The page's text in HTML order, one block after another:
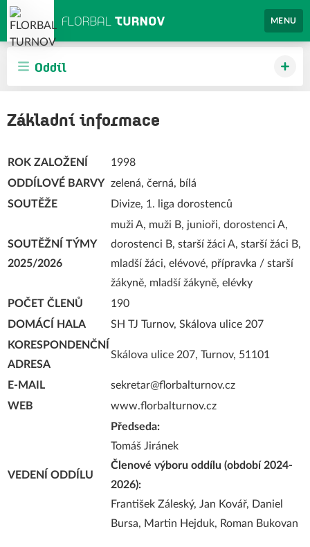
MENU
Oddíl
Základní informace
ROK ZALOŽENÍ
1998
ODDÍLOVÉ BARVY zelená, černá, bílá
SOUTĚŽE
Divize, 1. liga dorostenců
SOUTĚŽNÍ TÝMY
2025/2026
muži A, muži B, junioři, dorostenci A,
dorostenci B, starší žáci A, starší žáci B,
mladší žáci, elévové, přípravka / starší
žákyně, mladší žákyně, elévky
POČET ČLENŮ
190
DOMÁCÍ HALA
SH TJ Turnov, Skálova ulice 207
KORESPONDENČNÍ
ADRESA
Skálova ulice 207, Turnov, 51101
E-MAIL
sekretar@florbalturnov.cz
WEB
www.florbalturnov.cz
VEDENÍ ODDÍLU
Předseda:
Tomáš Jiránek
Členové výboru oddílu (období 2024-
2026):
František Záleský, Jan Kovář, Daniel
Bursa, Martin Hejduk, Roman Bukovan